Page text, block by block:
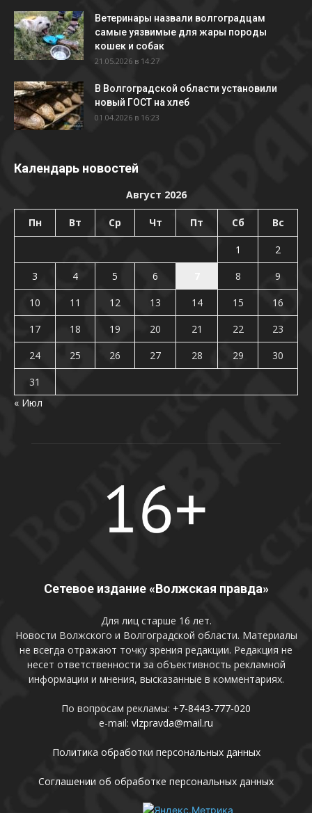
Ветеринары назвали волгоградцам
самые уязвимые для жары породы
кошек и собак
21.05.2026 в 14:27
В Волгоградской области установили
новый ГОСТ на хлеб
01.04.2026 в 16:23
Календарь новостей
Август 2026
Пн Вт Ср Чт Пт Сб Вс
1
2
3
4 5 6 8
9
10
11 12 13 14 15
16
17
18 19 20 21 22
23
24
25 26 27 28 29
30
31
« Июл
Сетевое издание «Волжская правда»
Для лиц старше 16 лет.
Новости Волжского и Волгоградской области. Материалы
не всегда отражают точку зрения редакции. Редакция не
несет ответственности за объективность рекламной
информации и мнения, высказанные в комментариях.
По вопросам рекламы: +7-8443-777-020
e-mail: vlzpravda@mail.ru
Политика обработки персональных данных
Соглашении об обработке персональных данных